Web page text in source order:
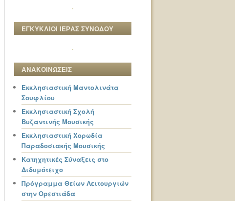
ΕΓΚΥΚΛΙΟΙ ΙΕΡΑΣ ΣΥΝΟΔΟΥ
ΑΝΑΚΟΙΝΩΣΕΙΣ
Εκκλησιαστική Μαντολινάτα
Σουφλίου
Εκκλησιαστική Σχολή
Βυζαντινής Μουσικής
Εκκλησιαστική Χορωδία
Παραδοσιακής Μουσικής
Κατηχητικές Σύναξεις στο
Διδυμότειχο
Πρόγραμμα Θείων Λειτουργιών
στην Ορεστιάδα